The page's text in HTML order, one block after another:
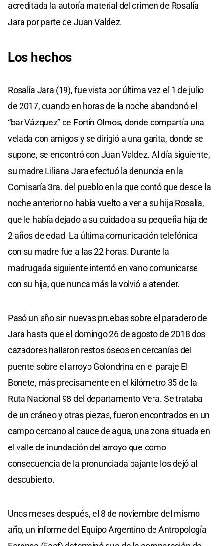
acreditada la autoría material del crimen de Rosalía
Jara por parte de Juan Valdez.
Los hechos
Rosalía Jara (19), fue vista por última vez el 1 de julio
de 2017, cuando en horas de la noche abandonó el
“bar Vázquez” de Fortín Olmos, donde compartía una
velada con amigos y se dirigió a una garita, donde se
supone, se encontró con Juan Valdez. Al día siguiente,
su madre Liliana Jara efectuó la denuncia en la
Comisaría 3ra. del pueblo en la que contó que desde la
noche anterior no había vuelto a ver a su hija Rosalía,
que le había dejado a su cuidado a su pequeña hija de
2 años de edad. La última comunicación telefónica
con su madre fue a las 22 horas. Durante la
madrugada siguiente intentó en vano comunicarse
con su hija, que nunca más la volvió a atender.
Pasó un año sin nuevas pruebas sobre el paradero de
Jara hasta que el domingo 26 de agosto de 2018 dos
cazadores hallaron restos óseos en cercanías del
puente sobre el arroyo Golondrina en el paraje El
Bonete, más precisamente en el kilómetro 35 de la
Ruta Nacional 98 del departamento Vera. Se trataba
de un cráneo y otras piezas, fueron encontrados en un
campo cercano al cauce de agua, una zona situada en
el valle de inundación del arroyo que como
consecuencia de la pronunciada bajante los dejó al
descubierto.
Unos meses después, el 8 de noviembre del mismo
año, un informe del Equipo Argentino de Antropología